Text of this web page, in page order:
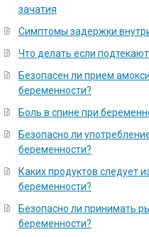
зачатия
Симптомы задержки
Что делать если
Безопасен ли прием
беременности?
Боль в спине при
Безопасно ли
беременности?
Каких продуктов следует
беременности?
Безопасно ли принимать
беременности?